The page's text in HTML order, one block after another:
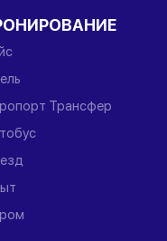
Трансфер